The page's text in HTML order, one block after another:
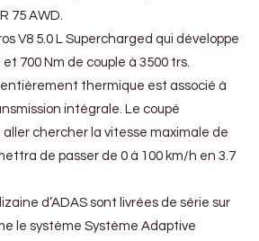
75 AWD.
V8 5.0 L Supercharged qui développe
700 Nm de couple à 3500 trs.
entièrement thermique est associé à
intégrale. Le coupé
chercher la vitesse maximale de
de passer de 0 à 100 km/h en 3.7
d’ADAS sont livrées de série sur
le système Système Adaptive